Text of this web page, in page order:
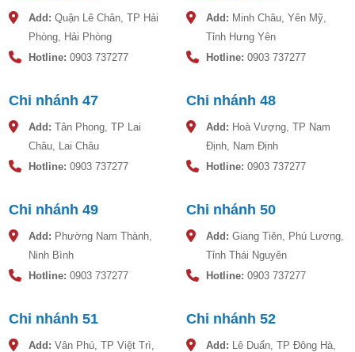
Add: Quận Lê Chân, TP Hải
Phòng, Hải Phòng
Hotline: 0903 737277
Add: Minh Châu, Yên Mỹ,
Tỉnh Hưng Yên
Hotline: 0903 737277
Chi nhánh 47
Add: Tân Phong, TP Lai
Châu, Lai Châu
Hotline: 0903 737277
Chi nhánh 48
Add: Hoà Vượng, TP Nam
Định, Nam Định
Hotline: 0903 737277
Chi nhánh 49
Add: Phường Nam Thành,
Ninh Bình
Hotline: 0903 737277
Chi nhánh 50
Add: Giang Tiên, Phú Lương,
Tỉnh Thái Nguyên
Hotline: 0903 737277
Chi nhánh 51
Add: Vân Phú, TP Việt Trì,
Chi nhánh 52
Add: Lê Duẩn, TP Đông Hà,